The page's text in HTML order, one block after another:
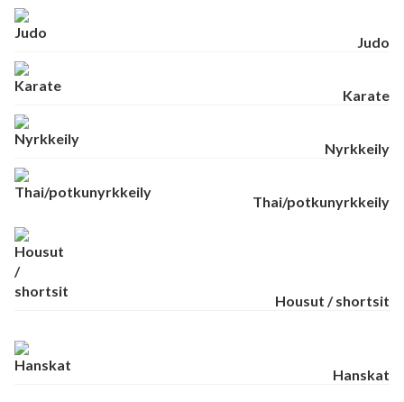
Judo
Karate
Nyrkkeily
Thai/potkunyrkkeily
Housut / shortsit
Hanskat